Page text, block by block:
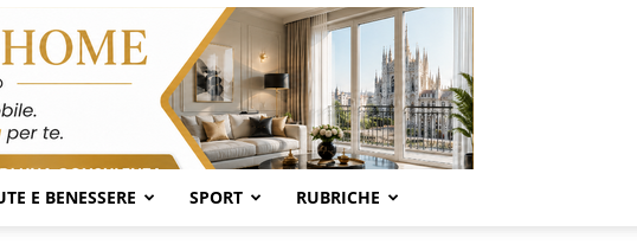
E BENESSERE SPORT RUBRICHE